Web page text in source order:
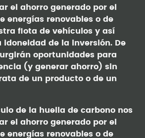
el ahorro generado por el
energías renovables o de
flota de vehículos y así
idoneidad de la inversión. De
oportunidades para
(y generar ahorro) sin
de un producto o de un
de la huella de carbono nos
el ahorro generado por el
energías renovables o de